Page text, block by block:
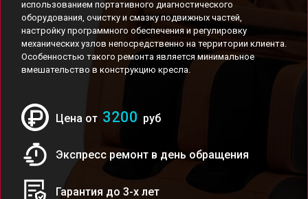
использованием портативного диагностического
оборудования, очистку и смазку подвижных частей,
настройку программного обеспечения и регулировку
механических узлов непосредственно на территории клиента.
Особенностью такого ремонта является минимальное
вмешательство в конструкцию кресла.
Цена от 3200 руб
Экспресс ремонт в день обращения
Гарантия до 3-х лет